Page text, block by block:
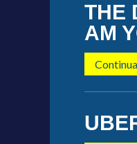
THE
AM